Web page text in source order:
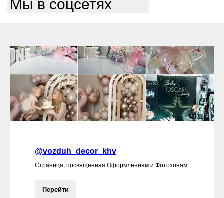
Мы в соцсетях
@vozduh_decor_khv
Страница, посвященная Оформлениям и Фотозонам
Перейти